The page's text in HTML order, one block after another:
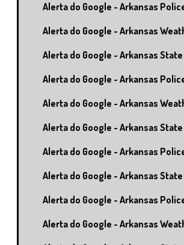
Alerta do Google - Arkansas
Alerta do Google - Arkansas
Alerta do Google - Arkansas State
Alerta do Google - Arkansas
Alerta do Google - Arkansas
Alerta do Google - Arkansas State
Alerta do Google - Arkansas
Alerta do Google - Arkansas State
Alerta do Google - Arkansas
Alerta do Google - Arkansas